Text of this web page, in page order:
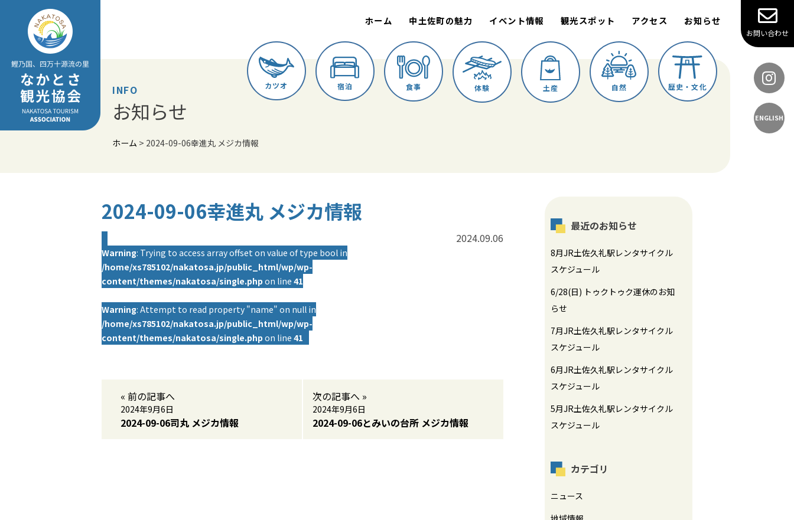
content
ホーム 中土佐町の魅力 イベント情報 観光スポット アクセス お知らせ
お問い合わせ
ENGLISH
カツオ 宿泊 食事 体験 土産 自然 歴史・文化
INFO
お知らせ
ホーム > 2024-09-06幸進丸 メジカ情報
2024-09-06幸進丸 メジカ情報
Warning: Trying to access array offset on value of type bool in
/home/xs785102/nakatosa.jp/public_html/wp/wp-
content/themes/nakatosa/single.php on line 41
Warning: Attempt to read property "name" on null in
/home/xs785102/nakatosa.jp/public_html/wp/wp-
content/themes/nakatosa/single.php on line 41
2024.09.06
« 前の記事へ
2024年9月6日
2024-09-06司丸 メジカ情報
次の記事へ »
2024年9月6日
2024-09-06とみいの台所 メジカ情報
最近のお知らせ
8月JR土佐久礼駅レンタサイクル
スケジュール
6/28(日) トゥクトゥク運休のお知
らせ
7月JR土佐久礼駅レンタサイクル
スケジュール
6月JR土佐久礼駅レンタサイクル
スケジュール
5月JR土佐久礼駅レンタサイクル
スケジュール
カテゴリ
ニュース